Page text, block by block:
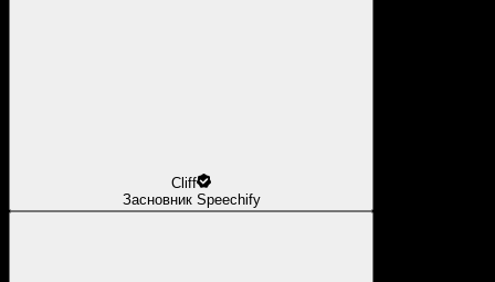
Cliff
Засновник Speechify